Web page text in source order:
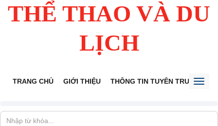
THỂ THAO VÀ DU
LỊCH
TRANG CHỦ GIỚI THIỆU THÔNG TIN TUYÊN TRUYỀN